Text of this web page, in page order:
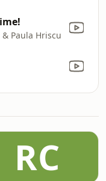
Paula Hriscu
RC